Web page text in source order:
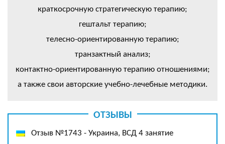
краткосрочную стратегическую терапию;
гештальт терапию;
телесно-ориентированную терапию;
транзактный анализ;
контактно-ориентированную терапию отношениями;
а также свои авторские учебно-лечебные методики.
ОТЗЫВЫ
Отзыв №1743 - Украина, ВСД 4 занятие